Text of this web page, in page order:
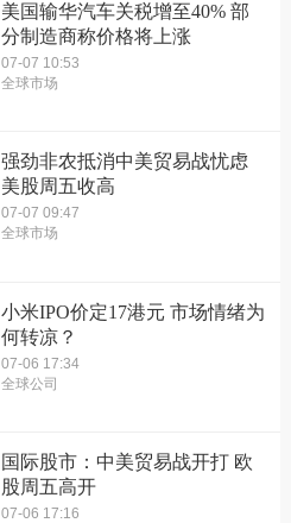
美国输华汽车关税增至40% 部
分制造商称价格将上涨
07-07 10:53
全球市场
强劲非农抵消中美贸易战忧虑
美股周五收高
07-07 09:47
全球市场
小米IPO价定17港元 市场情绪为
何转凉？
07-06 17:34
全球公司
国际股市：中美贸易战开打 欧
股周五高开
07-06 17:16